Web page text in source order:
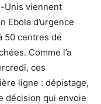
Unis viennent
Ebola d’urgence
50 centres de
Comme l’a
ces
ligne : dépistage,
décision qui envoie